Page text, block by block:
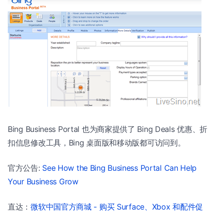
Bing Business Portal 也为商家提供了 Bing Deals 优惠、折
扣信息修改工具，Bing 桌面版和移动版都可访问到。
官方公告: See How the Bing Business Portal Can Help
Your Business Grow
直达：微软中国官方商城 - 购买 Surface、Xbox 和配件促